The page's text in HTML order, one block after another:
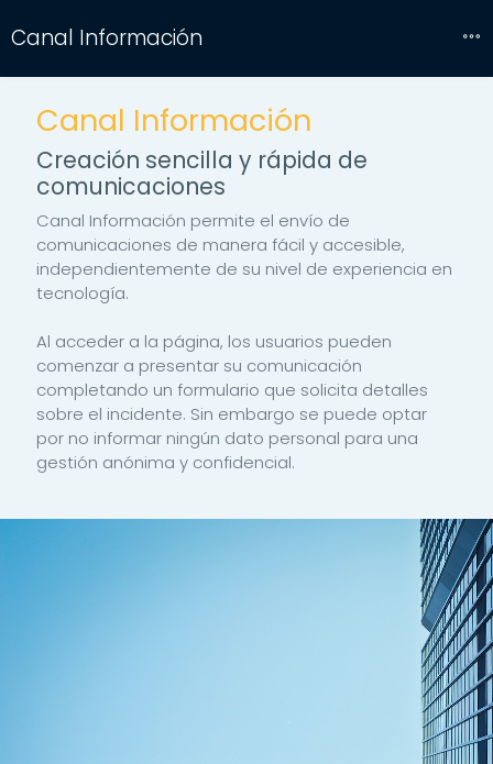
Canal Información
Canal Información
Creación sencilla y rápida de
comunicaciones
Canal Información permite el envío de
comunicaciones de manera fácil y accesible,
independientemente de su nivel de experiencia en
tecnología.
Al acceder a la página, los usuarios pueden
comenzar a presentar su comunicación
completando un formulario que solicita detalles
sobre el incidente. Sin embargo se puede optar
por no informar ningún dato personal para una
gestión anónima y confidencial.